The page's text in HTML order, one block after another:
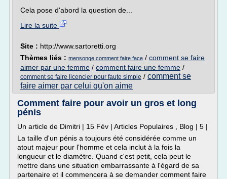
Cela pose d'abord la question de...
Lire la suite
Site : http://www.sartoretti.org
Thèmes liés : mensonge comment faire face / comment se faire
aimer par une femme / comment faire une femme /
comment se faire licencier pour faute simple / comment se
faire aimer par celui qu'on aime
Comment faire pour avoir un gros et long
pénis
Un article de Dimitri | 15 Fév | Articles Populaires , Blog | 5 |
La taille d'un pénis a toujours été considérée comme un
atout majeur pour l'homme et cela inclut à la fois la
longueur et le diamètre. Quand c'est petit, cela peut le
mettre dans une situation embarrassante à l'égard de sa
partenaire et il commencera à se demander comment faire